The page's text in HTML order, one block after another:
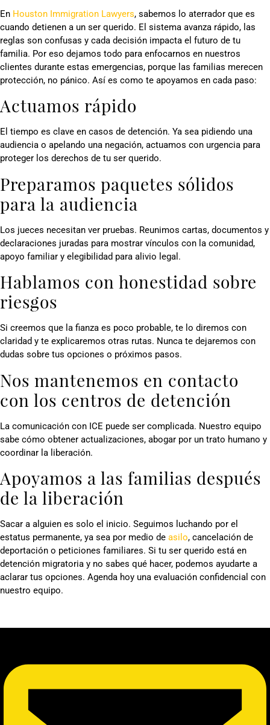
En Houston Immigration Lawyers, sabemos lo aterrador que es
cuando detienen a un ser querido. El sistema avanza rápido, las
reglas son confusas y cada decisión impacta el futuro de tu
familia. Por eso dejamos todo para enfocarnos en nuestros
clientes durante estas emergencias, porque las familias merecen
protección, no pánico. Así es como te apoyamos en cada paso:
Actuamos rápido
El tiempo es clave en casos de detención. Ya sea pidiendo una
audiencia o apelando una negación, actuamos con urgencia para
proteger los derechos de tu ser querido.
Preparamos paquetes sólidos
para la audiencia
Los jueces necesitan ver pruebas. Reunimos cartas, documentos y
declaraciones juradas para mostrar vínculos con la comunidad,
apoyo familiar y elegibilidad para alivio legal.
Hablamos con honestidad sobre
riesgos
Si creemos que la fianza es poco probable, te lo diremos con
claridad y te explicaremos otras rutas. Nunca te dejaremos con
dudas sobre tus opciones o próximos pasos.
Nos mantenemos en contacto
con los centros de detención
La comunicación con ICE puede ser complicada. Nuestro equipo
sabe cómo obtener actualizaciones, abogar por un trato humano y
coordinar la liberación.
Apoyamos a las familias después
de la liberación
Sacar a alguien es solo el inicio. Seguimos luchando por el
estatus permanente, ya sea por medio de asilo, cancelación de
deportación o peticiones familiares. Si tu ser querido está en
detención migratoria y no sabes qué hacer, podemos ayudarte a
aclarar tus opciones. Agenda hoy una evaluación confidencial con
nuestro equipo.